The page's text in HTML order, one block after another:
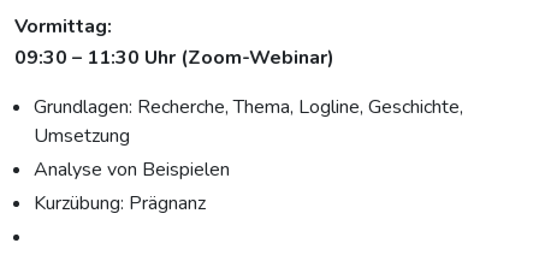
Vormittag:
09:30 – 11:30 Uhr (Zoom-Webinar)
Grundlagen: Recherche, Thema, Logline, Geschichte,
Umsetzung
Analyse von Beispielen
Kurzübung: Prägnanz